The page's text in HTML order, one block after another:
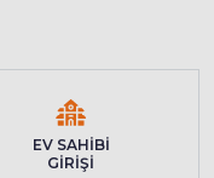
EV SAHİBİ
GİRİŞİ